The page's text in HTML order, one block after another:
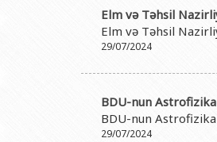
Elm və Təhsil
Elm və Təhsil
29/07/2024
BDU-nun Astrofizika
BDU-nun Astrofizika
29/07/2024